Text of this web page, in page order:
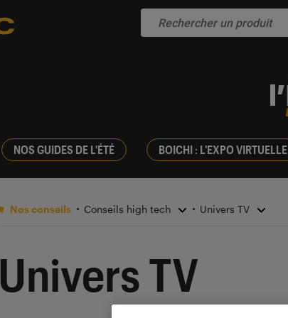
NOS GUIDES DE L'ÉTÉ BOICHI : L'EXPO VIRTUELLE
Nos conseils Conseils high tech Univers TV
Univers TV